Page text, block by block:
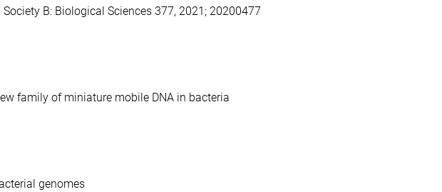
B: Biological Sciences 377, 2021; 20200477
family of miniature mobile DNA in bacteria
genomes